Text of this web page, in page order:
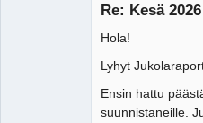
Re: Kesä 2026
Hola!
Lyhyt
Ensin hattu
suunnistaneille.